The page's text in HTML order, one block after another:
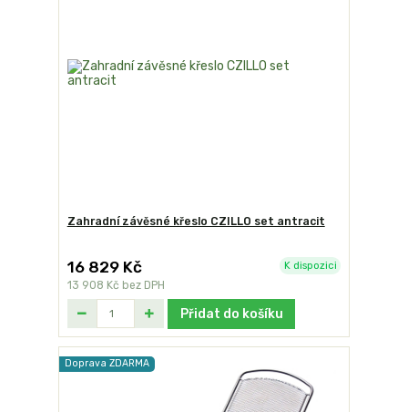
Zahradní závěsné křeslo CZILLO set antracit
16 829 Kč
13 908 Kč bez DPH
K dispozici
Přidat do košíku
Doprava ZDARMA